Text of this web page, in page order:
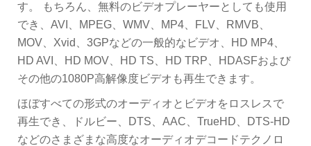
す。 もちろん、無料のビデオプレーヤーとしても使用
でき、AVI、MPEG、WMV、MP4、FLV、RMVB、
MOV、Xvid、3GPなどの一般的なビデオ、HD MP4、
HD AVI、HD MOV、HD TS、HD TRP、HDASFおよび
その他の1080P高解像度ビデオも再生できます。
ほぼすべての形式のオーディオとビデオをロスレスで
再生でき、ドルビー、DTS、AAC、TrueHD、DTS-HD
などのさまざまな高度なオーディオデコードテクノロ